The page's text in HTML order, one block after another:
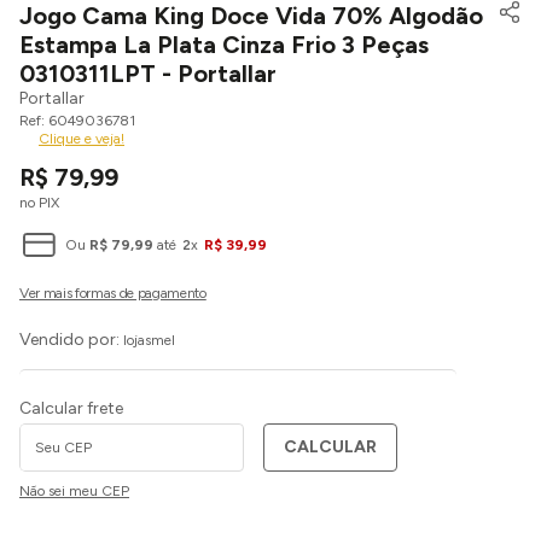
Jogo Cama King Doce Vida 70% Algodão
Estampa La Plata Cinza Frio 3 Peças
0310311LPT - Portallar
Portallar
6049036781
Clique e veja!
R$ 79,99
no PIX
Ou R$ 79,99 até 2x R$ 39,99
Vendido por: lojasmel
Calcular frete
CALCULAR
Não sei meu CEP